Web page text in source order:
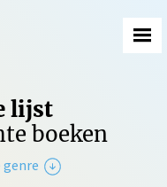
lijst
boeken